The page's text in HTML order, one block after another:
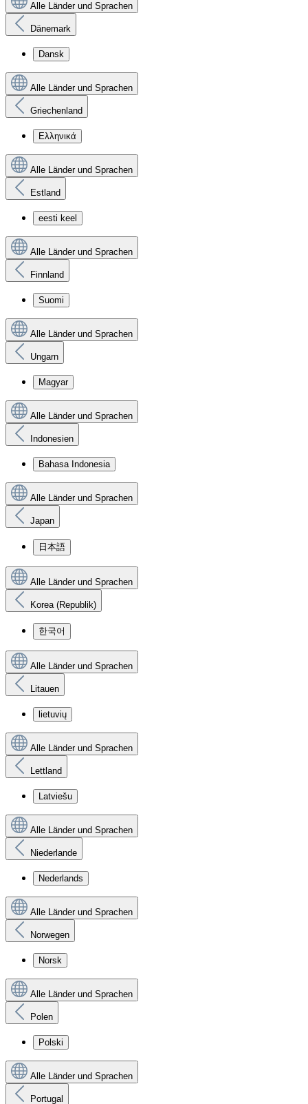
Alle Länder und Sprachen
Dänemark
Dansk
Alle Länder und Sprachen
Griechenland
Ελληνικά
Alle Länder und Sprachen
Estland
eesti keel
Alle Länder und Sprachen
Finnland
Suomi
Alle Länder und Sprachen
Ungarn
Magyar
Alle Länder und Sprachen
Indonesien
Bahasa Indonesia
Alle Länder und Sprachen
Japan
日本語
Alle Länder und Sprachen
Korea (Republik)
한국어
Alle Länder und Sprachen
Litauen
lietuvių
Alle Länder und Sprachen
Lettland
Latviešu
Alle Länder und Sprachen
Niederlande
Nederlands
Alle Länder und Sprachen
Norwegen
Norsk
Alle Länder und Sprachen
Polen
Polski
Alle Länder und Sprachen
Portugal